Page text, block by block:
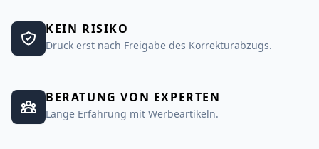
KEIN RISIKO
Druck erst nach Freigabe des Korrekturabzugs.
BERATUNG VON EXPERTEN
Lange Erfahrung mit Werbeartikeln.